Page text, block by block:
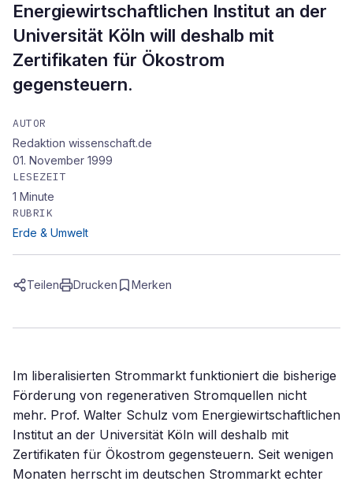
Energiewirtschaftlichen Institut an der
Universität Köln will deshalb mit
Zertifikaten für Ökostrom
gegensteuern.
AUTOR
Redaktion wissenschaft.de
01. November 1999
LESEZEIT
1 Minute
RUBRIK
Erde & Umwelt
Teilen Drucken Merken
Im liberalisierten Strommarkt funktioniert die bisherige
Förderung von regenerativen Stromquellen nicht
mehr. Prof. Walter Schulz vom Energiewirtschaftlichen
Institut an der Universität Köln will deshalb mit
Zertifikaten für Ökostrom gegensteuern. Seit wenigen
Monaten herrscht im deutschen Strommarkt echter